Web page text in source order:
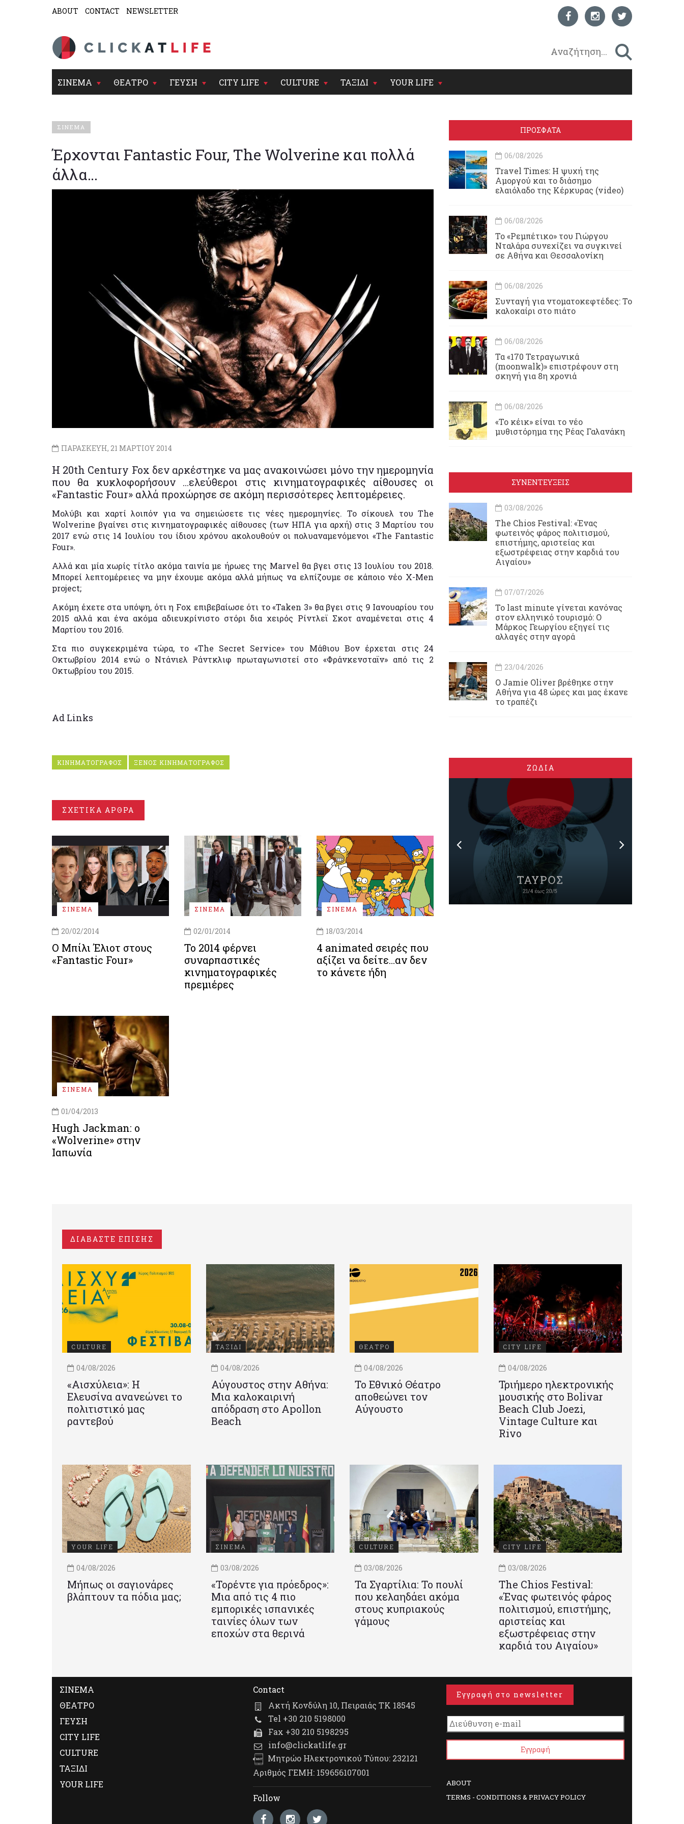
ABOUT CONTACT NEWSLETTER
ΣΙΝΕΜΑ ΘΕΑΤΡΟ ΓΕΥΣΗ CITY LIFE CULTURE ΤΑΞΙΔΙ YOUR LIFE
ΣΙΝΕΜΑ
Έρχονται Fantastic Four, The Wolverine και πολλά
άλλα…
ΠΑΡΑΣΚΕΥΗ, 21 ΜΑΡΤΙΟΥ 2014
Η 20th Century Fox δεν αρκέστηκε να μας ανακοινώσει μόνο την ημερομηνία
που θα κυκλοφορήσουν …ελεύθεροι στις κινηματογραφικές αίθουσες οι
«Fantastic Four» αλλά προχώρησε σε ακόμη περισσότερες λεπτομέρειες.
Μολύβι και χαρτί λοιπόν για να σημειώσετε τις νέες ημερομηνίες. Το σίκουελ του The
Wolverine βγαίνει στις κινηματογραφικές αίθουσες (των ΗΠΑ για αρχή) στις 3 Μαρτίου του
2017 ενώ στις 14 Ιουλίου του ίδιου χρόνου ακολουθούν οι πολυαναμενόμενοι «The Fantastic
Four».
Αλλά και μία χωρίς τίτλο ακόμα ταινία με ήρωες της Marvel θα βγει στις 13 Ιουλίου του 2018.
Μπορεί λεπτομέρειες να μην έχουμε ακόμα αλλά μήπως να ελπίζουμε σε κάποιο νέο X-Men
project;
Ακόμη έχετε στα υπόψη, ότι η Fοx επιβεβαίωσε ότι το «Taken 3» θα βγει στις 9 Ιανουαρίου του
2015 αλλά και ένα ακόμα αδιευκρίνιστο στόρι δια χειρός Ρίντλεϊ Σκοτ αναμένεται στις 4
Μαρτίου του 2016.
Στα πιο συγκεκριμένα τώρα, το «The Secret Service» του Μάθιου Βον έρχεται στις 24
Οκτωβρίου 2014 ενώ ο Ντάνιελ Ράντκλιφ πρωταγωνιστεί στο «Φράνκενσταϊν» από τις 2
Οκτωβρίου του 2015.
Ad Links
ΚΙΝΗΜΑΤΟΓΡΑΦΟΣ ΞΕΝΟΣ ΚΙΝΗΜΑΤΟΓΡΑΦΟΣ
ΣΧΕΤΙΚΑ ΑΡΘΡΑ
ΣΙΝΕΜΑ
20/02/2014
Ο Μπίλι Έλιοτ στους
«Fantastic Four»
ΣΙΝΕΜΑ
02/01/2014
Το 2014 φέρνει
συναρπαστικές
κινηματογραφικές
πρεμιέρες
ΣΙΝΕΜΑ
18/03/2014
4 animated σειρές που
αξίζει να δείτε…αν δεν
το κάνετε ήδη
ΣΙΝΕΜΑ
01/04/2013
Hugh Jackman: ο
«Wolverine» στην
Ιαπωνία
ΠΡΟΣΦΑΤΑ
06/08/2026
Travel Times: H ψυχή της
Αμοργού και το διάσημο
ελαιόλαδο της Κέρκυρας (video)
06/08/2026
Το «Ρεμπέτικο» του Γιώργου
Νταλάρα συνεχίζει να συγκινεί
σε Αθήνα και Θεσσαλονίκη
06/08/2026
Συνταγή για ντοματοκεφτέδες: Το
καλοκαίρι στο πιάτο
06/08/2026
Τα «170 Τετραγωνικά
(moonwalk)» επιστρέφουν στη
σκηνή για 8η χρονιά
06/08/2026
«Το κέικ» είναι το νέο
μυθιστόρημα της Ρέας Γαλανάκη
ΣΥΝΕΝΤΕΥΞΕΙΣ
03/08/2026
Τhe Chios Festival: «Ένας
φωτεινός φάρος πολιτισμού,
επιστήμης, αριστείας και
εξωστρέφειας στην καρδιά του
Αιγαίου»
07/07/2026
Το last minute γίνεται κανόνας
στον ελληνικό τουρισμό: Ο
Μάρκος Γεωργίου εξηγεί τις
αλλαγές στην αγορά
23/04/2026
Ο Jamie Oliver βρέθηκε στην
Αθήνα για 48 ώρες και μας έκανε
το τραπέζι
ΖΩΔΙΑ
ΔΙΑΒΑΣΤΕ ΕΠΙΣΗΣ
CULTURE
04/08/2026
«Αισχύλεια»: Η
Ελευσίνα ανανεώνει το
πολιτιστικό μας
ραντεβού
ΤΑΞΙΔΙ
04/08/2026
Αύγουστος στην Αθήνα:
Μια καλοκαιρινή
απόδραση στο Apollon
Beach
ΘΕΑΤΡΟ
04/08/2026
Το Εθνικό Θέατρο
αποθεώνει τον
Αύγουστο
CITY LIFE
04/08/2026
Τριήμερο ηλεκτρονικής
μουσικής στο Bolivar
Beach Club Joezi,
Vintage Culture και
Rivo
YOUR LIFE
04/08/2026
Μήπως οι σαγιονάρες
βλάπτουν τα πόδια μας;
ΣΙΝΕΜΑ
03/08/2026
«Τορέντε για πρόεδρος»:
Mια από τις 4 πιο
εμπορικές ισπανικές
ταινίες όλων των
εποχών στα θερινά
CULTURE
03/08/2026
Τα Σγαρτίλια: Το πουλί
που κελαηδάει ακόμα
στους κυπριακούς
γάμους
CITY LIFE
03/08/2026
Τhe Chios Festival:
«Ένας φωτεινός φάρος
πολιτισμού, επιστήμης,
αριστείας και
εξωστρέφειας στην
καρδιά του Αιγαίου»
ΣΙΝΕΜΑ
ΘΕΑΤΡΟ
ΓΕΥΣΗ
CITY LIFE
CULTURE
ΤΑΞΙΔΙ
YOUR LIFE
Contact
Ακτή Κονδύλη 10, Πειραιάς ΤΚ 18545
Tel +30 210 5198000
Fax +30 210 5198295
info@clickatlife.gr
Μητρώο Ηλεκτρονικού Τύπου: 232121
Αριθμός ΓΕΜΗ: 159656107001
Follow
Εγγραφή στο newsletter
ABOUT
TERMS - CONDITIONS & PRIVACY POLICY